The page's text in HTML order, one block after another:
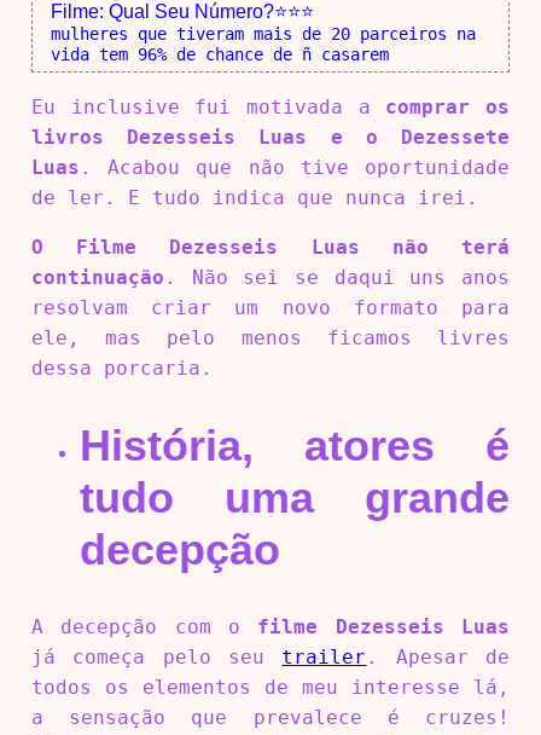
Filme: Qual Seu Número?⭐⭐⭐
mulheres que tiveram mais de 20 parceiros na
vida tem 96% de chance de ñ casarem
Eu inclusive fui motivada a comprar os
livros Dezesseis Luas e o Dezessete
Luas . Acabou que não tive oportunidade
de ler. E tudo indica que nunca irei.
O Filme Dezesseis Luas não terá
continuação . Não sei se daqui uns anos
resolvam criar um novo formato para
ele, mas pelo menos ficamos livres
dessa porcaria.
História, atores é
tudo uma grande
decepção
A decepção com o filme Dezesseis Luas
já começa pelo seu trailer . Apesar de
todos os elementos de meu interesse lá,
a sensação que prevalece é cruzes!